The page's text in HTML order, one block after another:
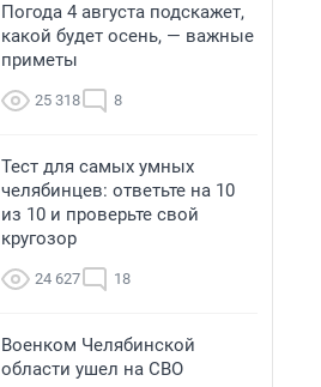
Погода 4 августа подскажет,
какой будет осень, — важные
приметы
25 318 8
Тест для самых умных
челябинцев: ответьте на 10
из 10 и проверьте свой
кругозор
24 627 18
Военком Челябинской
области ушел на СВО